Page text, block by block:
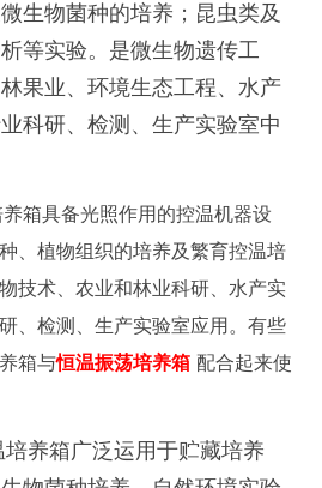
生物菌种的培养；昆虫类及
等实验。是微生物遗传工
果业、环境生态工程、水产
科研、检测、生产实验室中
箱具备光照作用的控温机器设
、植物组织的培养及繁育控温培
技术、农业和林业科研、水产实
、检测、生产实验室应用。有些
箱与恒温振荡培养箱 配合起来使
养箱广泛运用于贮藏培养